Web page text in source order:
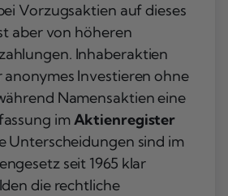
Vorzugsaktien auf dieses
aber von höheren
Inhaberaktien
Investieren ohne
Namensaktien eine
imAktienregister
Unterscheidungen sind im
seit 1965 klar
die rechtliche